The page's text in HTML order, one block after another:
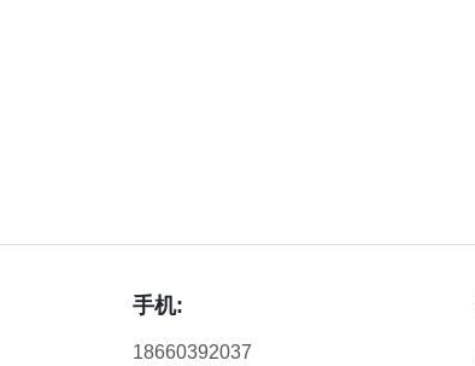
手机:
18660392037